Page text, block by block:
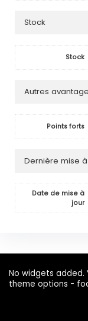
Stock
Stock
Autres
Points forts
Dernière mise
Date de mise à
jour
No widgets
theme options -